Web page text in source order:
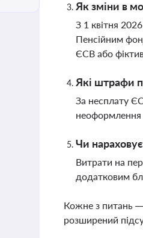
Як зміни в
З 1 квітня
Пенсійним
ЄСВ або
Які штрафи
За несплату
неоформлення
Чи
Витрати на
додатковим
Кожне з питань —
розширений